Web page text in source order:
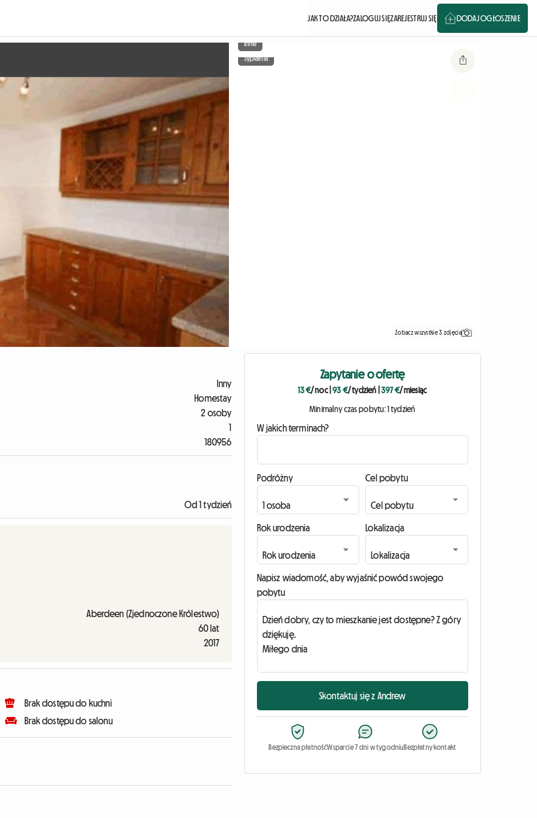
JAK TO DZIAŁA?ZALOGUJ SIĘZAREJESTRUJ SIĘ DODAJ OGŁOSZENIE
Inne
Sypialnia
Zobacz wszystkie 3 zdjęcia
Inny
Homestay
2 osoby
1
180956
Od 1 tydzień
Aberdeen (Zjednoczone Królestwo)
60 lat
2017
Brak dostępu do kuchni
Brak dostępu do salonu
Zapytanie o ofertę
13 €/ noc|93 €/ tydzień 397 €/ miesiąc
Minimalny czas pobytu: 1 tydzień
W jakich terminach?
Podróżny Cel pobytu
Rok urodzenia Lokalizacja
Napisz wiadomość, aby wyjaśnić powód swojego
pobytu
Skontaktuj się z Andrew
Bezpieczna płatnośćWsparcie 7 dni w tygodniuBezpłatny kontakt